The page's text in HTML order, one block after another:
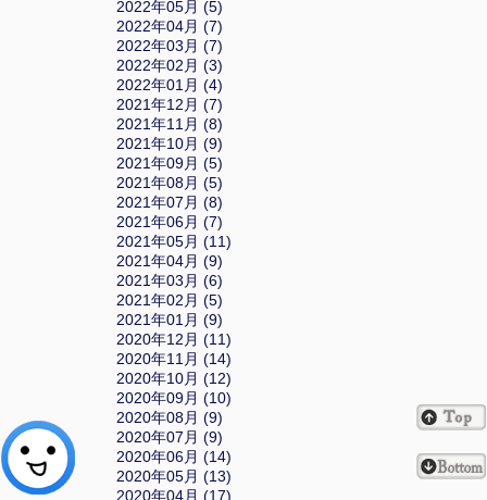
2022年05月 (5)
2022年04月 (7)
2022年03月 (7)
2022年02月 (3)
2022年01月 (4)
2021年12月 (7)
2021年11月 (8)
2021年10月 (9)
2021年09月 (5)
2021年08月 (5)
2021年07月 (8)
2021年06月 (7)
2021年05月 (11)
2021年04月 (9)
2021年03月 (6)
2021年02月 (5)
2021年01月 (9)
2020年12月 (11)
2020年11月 (14)
2020年10月 (12)
2020年09月 (10)
2020年08月 (9)
2020年07月 (9)
2020年06月 (14)
2020年05月 (13)
2020年04月 (17)